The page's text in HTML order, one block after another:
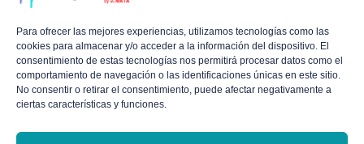
Para ofrecer las mejores experiencias, utilizamos tecnologías como las
cookies para almacenar y/o acceder a la información del dispositivo. El
consentimiento de estas tecnologías nos permitirá procesar datos como el
comportamiento de navegación o las identificaciones únicas en este sitio.
No consentir o retirar el consentimiento, puede afectar negativamente a
ciertas características y funciones.
Mañanas de lunes a viernes:De 9:00 a 14:00
Tardes de lunes a jueves:De 16:30 a 19:30
previa.